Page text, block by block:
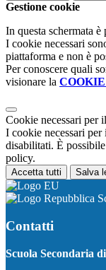
Gestione cookie
In questa schermata
I cookie necessari
piattaforma e non è
Per conoscere quali
visionare la
Cookie necessari per
I cookie necessari per
disabilitati. È
policy.
Accetta tutti Salva
Contatti
Scuola Secondaria